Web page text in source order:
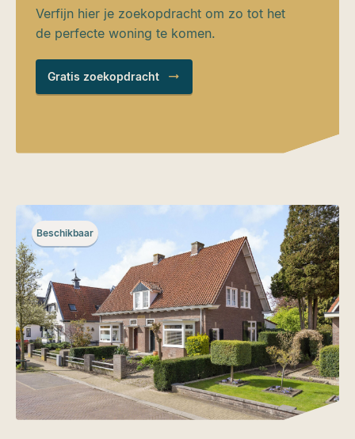
Verfijn hier je zoekopdracht om zo tot het
de perfecte woning te komen.
Gratis zoekopdracht
Beschikbaar